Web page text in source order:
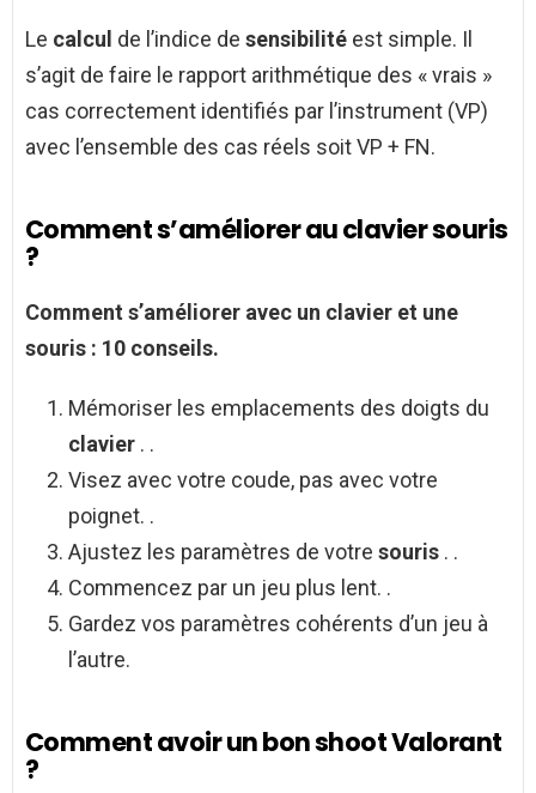
Le calcul de l’indice de sensibilité est simple. Il
s’agit de faire le rapport arithmétique des « vrais »
cas correctement identifiés par l’instrument (VP)
avec l’ensemble des cas réels soit VP + FN.
Comment s’améliorer au clavier souris
?
Comment s’améliorer avec un clavier et une
souris : 10 conseils.
Mémoriser les emplacements des doigts du
clavier . .
Visez avec votre coude, pas avec votre
poignet. .
Ajustez les paramètres de votre souris . .
Commencez par un jeu plus lent. .
Gardez vos paramètres cohérents d’un jeu à
l’autre.
Comment avoir un bon shoot Valorant
?